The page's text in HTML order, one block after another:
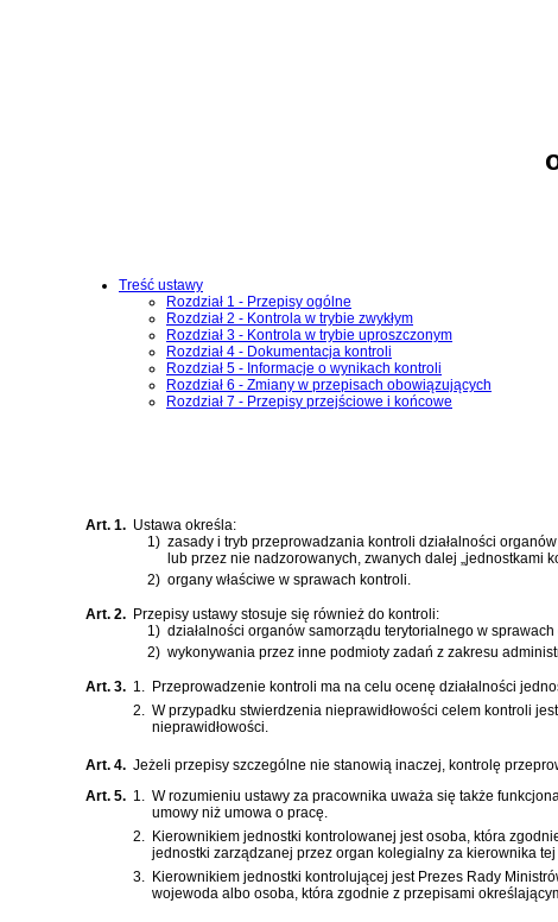
Treść ustawy
Rozdział 1 - Przepisy ogólne
Rozdział 2 - Kontrola w trybie zwykłym
Rozdział 3 - Kontrola w trybie uproszczonym
Rozdział 4 - Dokumentacja kontroli
Rozdział 5 - Informacje o wynikach kontroli
Rozdział 6 - Zmiany w przepisach obowiązujących
Rozdział 7 - Przepisy przejściowe i końcowe
Art. 1. Ustawa określa:
1) zasady i tryb przeprowadzania kontroli działalności
lub przez nie nadzorowanych, zwanych dalej „jednostkami
2) organy właściwe w sprawach kontroli.
Art. 2. Przepisy ustawy stosuje się również do kontroli:
1) działalności organów samorządu terytorialnego w
2) wykonywania przez inne podmioty zadań z zakresu
Art. 3. 1. Przeprowadzenie kontroli ma na celu ocenę działalności
2. W przypadku stwierdzenia nieprawidłowości celem kontroli
nieprawidłowości.
Art. 4. Jeżeli przepisy szczególne nie stanowią inaczej, kontrolę
Art. 5. 1. W rozumieniu ustawy za pracownika uważa się także
umowy niż umowa o pracę.
2. Kierownikiem jednostki kontrolowanej jest osoba, która
jednostki zarządzanej przez organ kolegialny za kierownika
3. Kierownikiem jednostki kontrolującej jest Prezes Rady
wojewoda albo osoba, która zgodnie z przepisami